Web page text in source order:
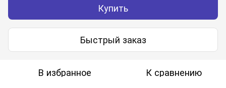
Купить
Быстрый заказ
В избранное К сравнению